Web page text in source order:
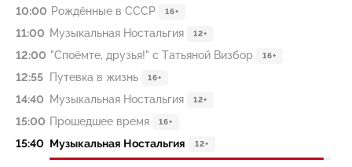
10:00 Рождённые в СССР 16+
11:00 Музыкальная Ностальгия 12+
12:00 "Споёмте, друзья!" с Татьяной Визбор 16+
12:55 Путевка в жизнь 16+
14:40 Музыкальная Ностальгия 12+
15:00 Прошедшее время 16+
15:40 Музыкальная Ностальгия 12+